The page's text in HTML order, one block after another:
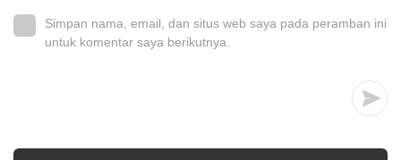
Simpan nama, email, dan situs web saya pada peramban ini
untuk komentar saya berikutnya.